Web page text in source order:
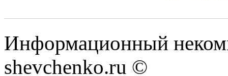
Информационный
shevchenko.ru ©